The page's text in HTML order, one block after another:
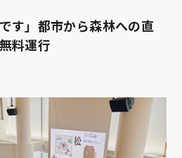
す」都市から森林への直
料運行